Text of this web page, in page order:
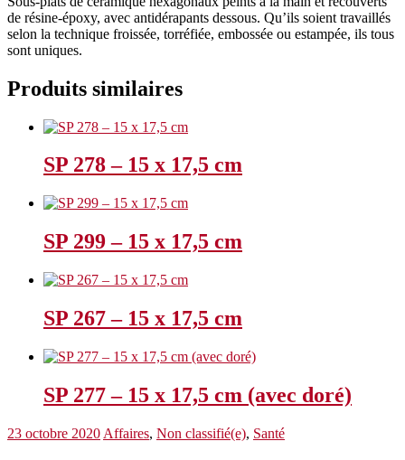
de résine-époxy, avec antidérapants dessous. Qu’ils soient travaillés
selon la technique froissée, torréfiée, embossée ou estampée, ils tous
sont uniques.
Produits similaires
SP 278 – 15 x 17,5 cm
SP 299 – 15 x 17,5 cm
SP 267 – 15 x 17,5 cm
SP 277 – 15 x 17,5 cm (avec doré)
23 octobre 2020 Affaires, Non classifié(e), Santé